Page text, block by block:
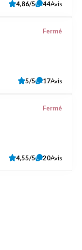
4,86/5 44Avis
Fermé
5/5 17Avis
Fermé
4,55/5 20Avis